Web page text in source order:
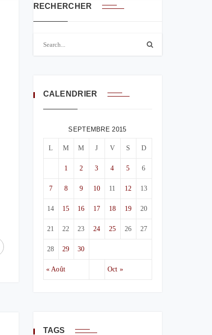
RECHERCHER
CALENDRIER
SEPTEMBRE 2015
L M M J V S D
« Août Oct »
1 2 3 4 5 6
7 8 9 10 11 12 13
14 15 16 17 18 19 20
21 22 23 24 25 26 27
28 29 30
TAGS